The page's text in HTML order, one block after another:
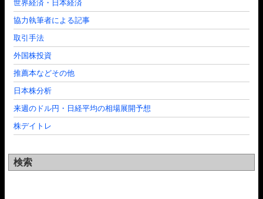
世界経済・日本経済
協力執筆者による記事
取引手法
外国株投資
推薦本などその他
日本株分析
来週のドル円・日経平均の相場展開予想
株デイトレ
検索